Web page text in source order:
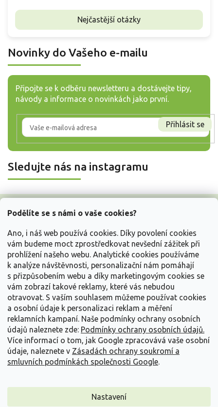
Podělíte se s námi o vaše cookies?
Ano, i náš web používá cookies. Díky povolení cookies
vám budeme moct zprostředkovat nevšední zážitek při
prohlížení našeho webu. Analytické cookies používáme
k analýze návštěvnosti, personalizační nám pomáhají
s přizpůsobením webu a díky marketingovým cookies se
vám zobrazí takové reklamy, které vás nebudou
otravovat. S vaším souhlasem můžeme používat cookies
a osobní údaje k personalizaci reklam a měření
reklamních kampaní. Naše podmínky ochrany osobních
údajů naleznete zde: Podmínky ochrany osobních údajů.
Více informací o tom, jak Google zpracovává vaše osobní
údaje, naleznete v Zásadách ochrany soukromí a
smluvních podmínkách společnosti Google.
Nastavení
Nejčastější otázky
Novinky do Vašeho e-mailu
Připojte se k odběru newsletteru a dostávejte tipy,
návody a informace o novinkách jako první.
Přihlásit se
Sledujte nás na instagramu
Z
Vše o nákupu
Informace pro Vás
Kontakujte nás